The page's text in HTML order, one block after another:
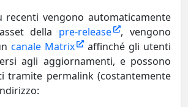
vengono automaticamente
della pre-release , vengono
canale Matrix
affinché gli utenti
agli aggiornamenti, e possono
tramite permalink (costantemente